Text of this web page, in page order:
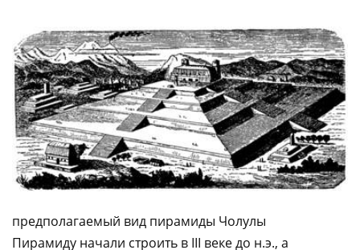
предполагаемый вид пирамиды Чолулы
Пирамиду начали строить в III веке до н.э., а